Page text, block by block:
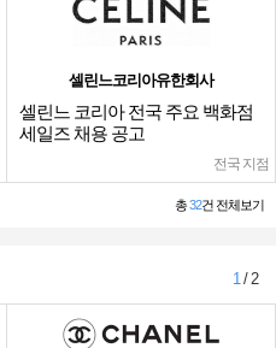
셀린느코리아유한회사
셀린느 코리아 전국 주요 백화점
세일즈 채용 공고
전국 지점
총32건 전체보기
1/ 2